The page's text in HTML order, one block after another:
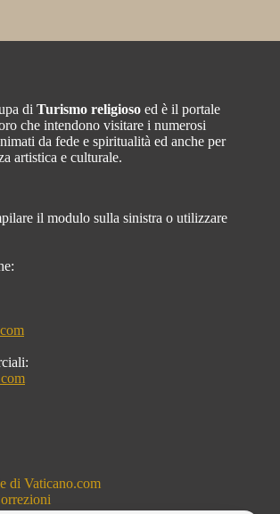
di Turismo religioso ed è il portale
che intendono visitare i numerosi
da fede e spiritualità ed anche per
artistica e culturale.
il modulo sulla sinistra o utilizzare
di Vaticano.com